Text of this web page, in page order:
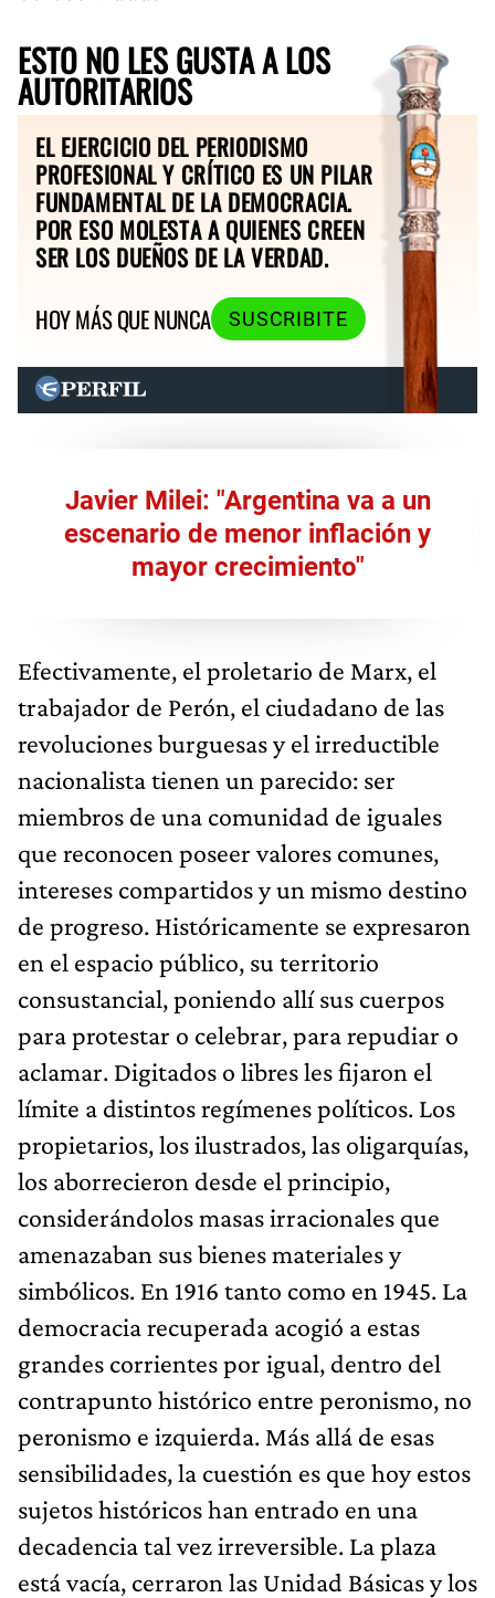
ESTO NO LES GUSTA A LOS
AUTORITARIOS
EL EJERCICIO DEL PERIODISMO
PROFESIONAL Y CRÍTICO ES UN PILAR
FUNDAMENTAL DE LA DEMOCRACIA.
POR ESO MOLESTA A QUIENES CREEN
SER LOS DUEÑOS DE LA VERDAD.
HOY MÁS QUE NUNCA
SUSCRIBITE
Javier Milei: "Argentina va a un
escenario de menor inflación y
mayor crecimiento"
Efectivamente, el proletario de Marx, el
trabajador de Perón, el ciudadano de las
revoluciones burguesas y el irreductible
nacionalista tienen un parecido: ser
miembros de una comunidad de iguales
que reconocen poseer valores comunes,
intereses compartidos y un mismo destino
de progreso. Históricamente se expresaron
en el espacio público, su territorio
consustancial, poniendo allí sus cuerpos
para protestar o celebrar, para repudiar o
aclamar. Digitados o libres les fijaron el
límite a distintos regímenes políticos. Los
propietarios, los ilustrados, las oligarquías,
los aborrecieron desde el principio,
considerándolos masas irracionales que
amenazaban sus bienes materiales y
simbólicos. En 1916 tanto como en 1945. La
democracia recuperada acogió a estas
grandes corrientes por igual, dentro del
contrapunto histórico entre peronismo, no
peronismo e izquierda. Más allá de esas
sensibilidades, la cuestión es que hoy estos
sujetos históricos han entrado en una
decadencia tal vez irreversible. La plaza
está vacía, cerraron las Unidad Básicas y los